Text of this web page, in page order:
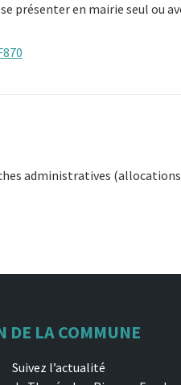
présenter en mairie seul ou
administratives
DE LA COMMUNE
Suivez l’actualité